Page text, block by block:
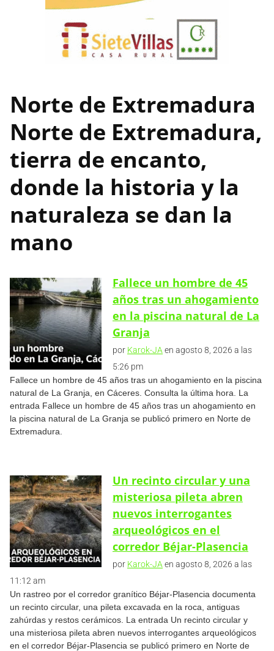
Norte de Extremadura
Norte de Extremadura,
tierra de encanto,
donde la historia y la
naturaleza se dan la
mano
Fallece un hombre de 45
años tras un ahogamiento
en la piscina natural de La
Granja
por Karok-JA en agosto 8, 2026 a las
5:26 pm
Fallece un hombre de 45 años tras un ahogamiento en la piscina
natural de La Granja, en Cáceres. Consulta la última hora. La
entrada Fallece un hombre de 45 años tras un ahogamiento en
la piscina natural de La Granja se publicó primero en Norte de
Extremadura.
Un recinto circular y una
misteriosa pileta abren
nuevos interrogantes
arqueológicos en el
corredor Béjar-Plasencia
por Karok-JA en agosto 8, 2026 a las
11:12 am
Un rastreo por el corredor granítico Béjar-Plasencia documenta
un recinto circular, una pileta excavada en la roca, antiguas
zahúrdas y restos cerámicos. La entrada Un recinto circular y
una misteriosa pileta abren nuevos interrogantes arqueológicos
en el corredor Béjar-Plasencia se publicó primero en Norte de